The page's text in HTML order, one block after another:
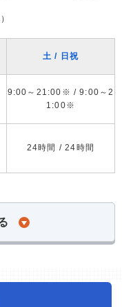
土 / 日祝
9:00～21:00※ / 9:00～2
1:00※
24時間 / 24時間